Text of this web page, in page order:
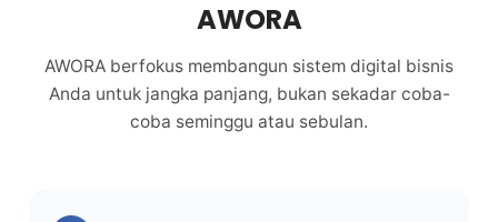
AWORA
AWORA berfokus membangun sistem digital bisnis
Anda untuk jangka panjang, bukan sekadar coba-
coba seminggu atau sebulan.